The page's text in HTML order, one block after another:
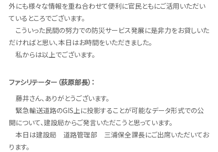
外にも様々な情報を重ね合わせて便利に官民ともにご活用いただい
ているところでございます。
こういった民間の努力での防災サービス発展に是非力をお貸しいた
だければと思い、本日はお時間をいただきました。
私からは以上でございます。
ファシリテーター（荻原部長）：
藤井さん、ありがとうございます。
緊急輸送道路のGIS上に投影することが可能なデータ形式での公
開について、建設局からご発言いただこうと思っています。
本日は建設局 道路管理部 三浦保全課長にご出席いただいてお
ります。